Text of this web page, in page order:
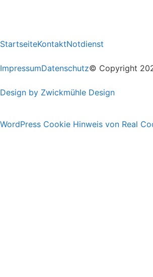
StartseiteKontaktNotdienst
ImpressumDatenschutz© Copyright
Design by Zwickmühle Design
WordPress Cookie Hinweis von Real